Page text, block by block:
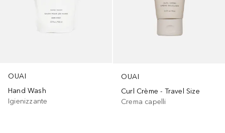
OUAI
Hand Wash
Igienizzante
OUAI
Curl Crème - Travel Size
Crema capelli